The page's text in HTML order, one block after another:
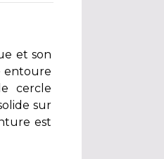
et son
entoure
cercle
sur
est